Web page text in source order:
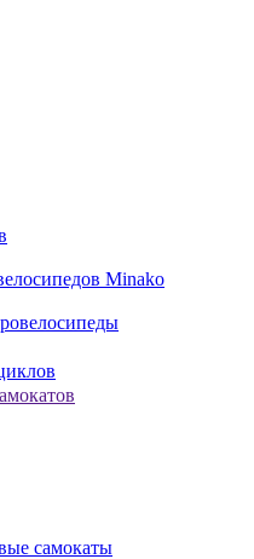
Minako
самокаты